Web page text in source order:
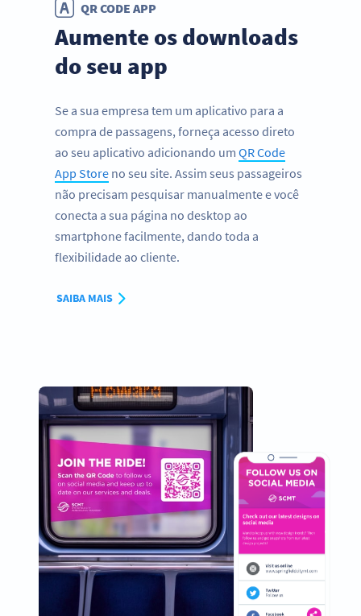
QR CODE APP
Aumente os downloads
do seu app
Se a sua empresa tem um aplicativo para a
compra de passagens, forneça acesso direto
ao seu aplicativo adicionando um QR Code
App Store no seu site. Assim seus passageiros
não precisam pesquisar manualmente e você
conecta a sua página no desktop ao
smartphone facilmente, dando toda a
flexibilidade ao cliente.
SAIBA MAIS